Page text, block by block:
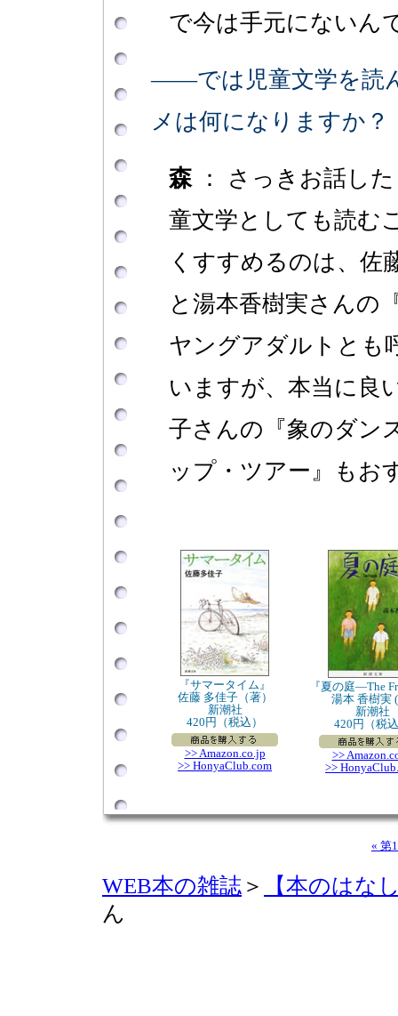
で今は手元にないん
――では児童文学を読
メは何になりますか？
森： さっきお話し
童文学としても読む
くすすめるのは、佐
と湯本香樹実さんの
ヤングアダルトとも
いますが、本当に良
子さんの『象のダン
ップ・ツアー』もお
『サマータイム』
佐藤 多佳子（著）
新潮社
420円（税込）
>> Amazon.co.jp
>> HonyaClub.com
『夏の庭―The
湯本 香樹実
新潮社
420円（税
>>
>>
« 第
WEB本の雑誌 ＞
【本のはな
ん